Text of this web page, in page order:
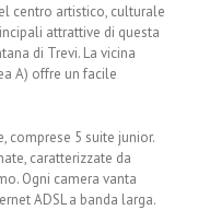
centro artistico, culturale
attrattive di questa
di Trevi. La vicina
A) offre un facile
comprese 5 suite junior.
caratterizzate da
Ogni camera vanta
ADSL a banda larga.